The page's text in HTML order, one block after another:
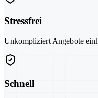
Stressfrei
Unkompliziert Angebote
Schnell